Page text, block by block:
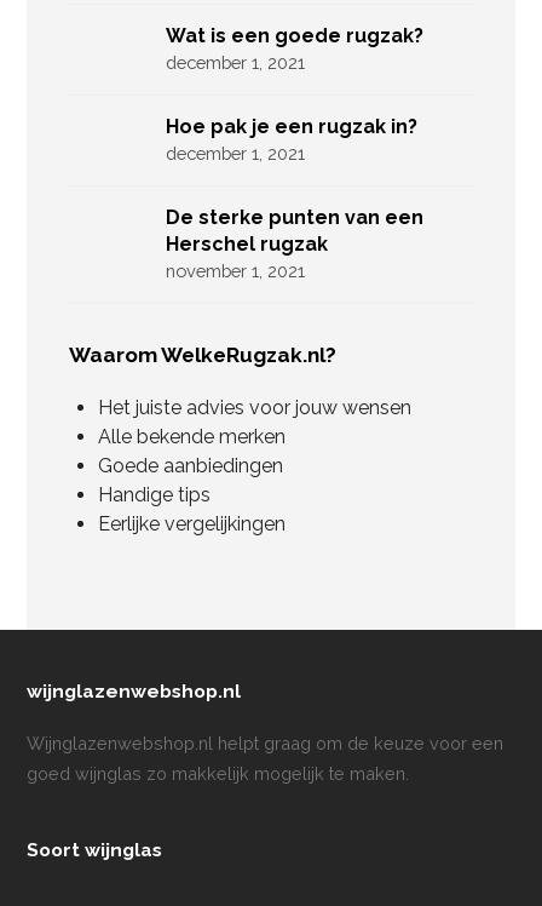
Wat is een goede rugzak?
december 1, 2021
Hoe pak je een rugzak in?
december 1, 2021
De sterke punten van een
Herschel rugzak
november 1, 2021
Waarom WelkeRugzak.nl?
Het juiste advies voor jouw wensen
Alle bekende merken
Goede aanbiedingen
Handige tips
Eerlijke vergelijkingen
wijnglazenwebshop.nl
Wijnglazenwebshop.nl helpt graag om de keuze voor een
goed wijnglas zo makkelijk mogelijk te maken.
Soort wijnglas